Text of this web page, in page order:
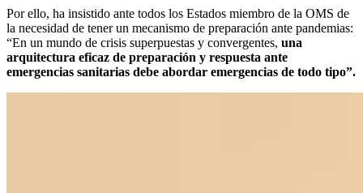
Por ello, ha insistido ante todos los Estados miembro de la OMS de
la necesidad de tener un mecanismo de preparación ante pandemias:
“En un mundo de crisis superpuestas y convergentes, una
arquitectura eficaz de preparación y respuesta ante
emergencias sanitarias debe abordar emergencias de todo tipo”.